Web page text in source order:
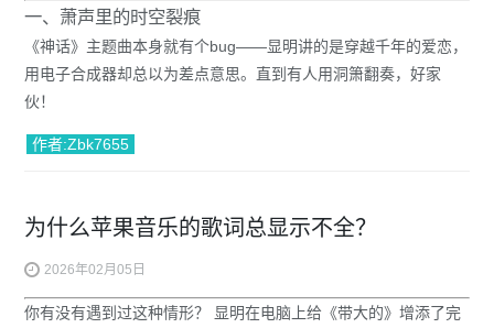
一、萧声里的时空裂痕
《神话》主题曲本身就有个bug——显明讲的是穿越千年的爱恋，
用电子合成器却总以为差点意思。直到有人用洞箫翻奏，好家
伙！
作者:Zbk7655
为什么苹果音乐的歌词总显示不全？
2026年02月05日
你有没有遇到过这种情形？
显明在电脑上给《带大的》增添了完